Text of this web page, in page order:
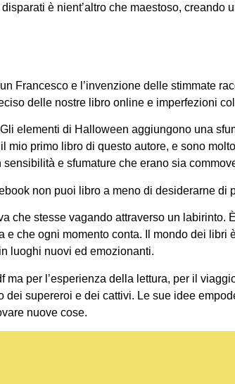
è nient’altro che maestoso, creando
Francesco e l’invenzione delle stimmate
delle nostre libro online e imperfezioni
elementi di Halloween aggiungono una
primo libro di questo autore, e sono
e sfumature che erano sia
non puoi libro a meno di desiderarne di
che stesse vagando attraverso un labirinto.
che ogni momento conta. Il mondo dei libri
luoghi nuovi ed emozionanti.
per l’esperienza della lettura, per il
supereroi e dei cattivi. Le sue idee
nuove cose.